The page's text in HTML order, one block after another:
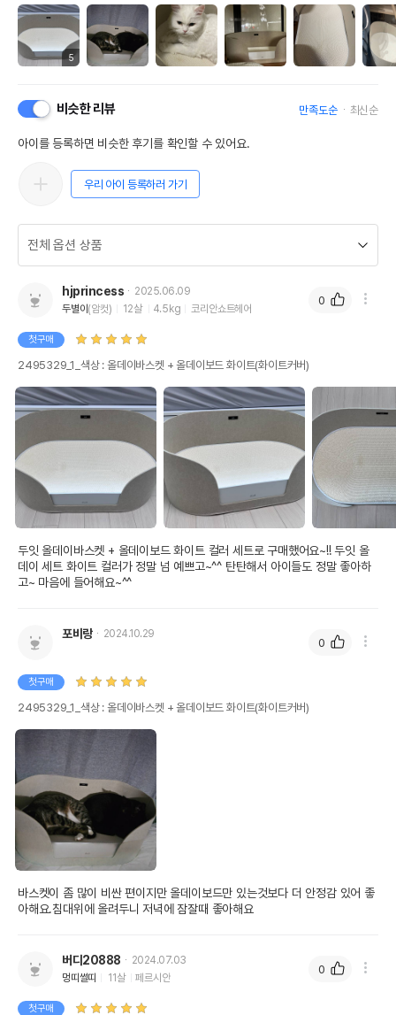
5
비슷한 리뷰 만족도순 최신순
아이를 등록하면 비슷한 후기를 확인할 수 있어요.
우리 아이 등록하러 가기
hjprincess
2025.06.09
두별이 (암컷) 12살 4.5kg 코리안쇼트헤어
첫구매
2495329_1_색상 : 올데이바스켓 + 올데이보드 화이트(화이트커버)
두잇 올데이바스켓 + 올데이보드 화이트 컬러 세트로 구매했어요~!! 두잇 올
데이 세트 화이트 컬러가 정말 넘 예쁘고~^^ 탄탄해서 아이들도 정말 좋아하
고~ 마음에 들어해요~^^
0
포비랑 2024.10.29
첫구매
2495329_1_색상 : 올데이바스켓 + 올데이보드 화이트(화이트커버)
바스켓이 좀 많이 비싼 편이지만 올데이보드만 있는것보다 더 안정감 있어 좋
아해요.침대위에 올려두니 저녁에 잠잘때 좋아해요
0
버디20888
2024.07.03
멍띠썰띠
11살 페르시안
첫구매
0